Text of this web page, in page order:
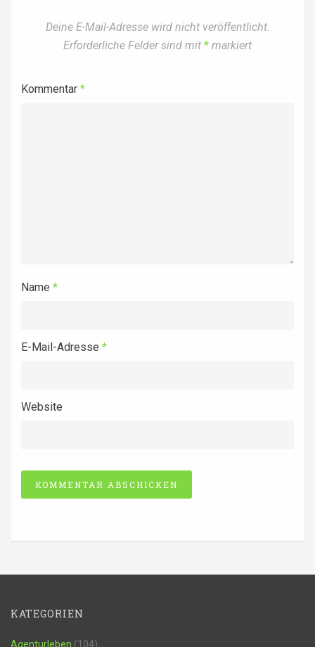
Deine E-Mail-Adresse wird nicht veröffentlicht.
Erforderliche Felder sind mit * markiert
Kommentar *
Name *
E-Mail-Adresse *
Website
KATEGORIEN
Agenturleben (104)